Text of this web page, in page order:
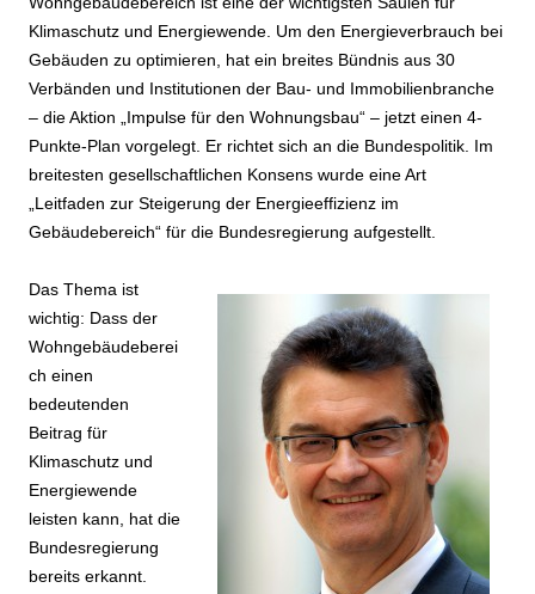
Klimaschutz und Energiewende. Um den Energieverbrauch bei
Gebäuden zu optimieren, hat ein breites Bündnis aus 30
Verbänden und Institutionen der Bau- und Immobilienbranche
– die Aktion „Impulse für den Wohnungsbau“ – jetzt einen 4-
Punkte-Plan vorgelegt. Er richtet sich an die Bundespolitik. Im
breitesten gesellschaftlichen Konsens wurde eine Art
„Leitfaden zur Steigerung der Energieeffizienz im
Gebäudebereich“ für die Bundesregierung aufgestellt.
Das Thema ist
wichtig: Dass der
Wohngebäudeberei
ch einen
bedeutenden
Beitrag für
Klimaschutz und
Energiewende
leisten kann, hat die
Bundesregierung
bereits erkannt.